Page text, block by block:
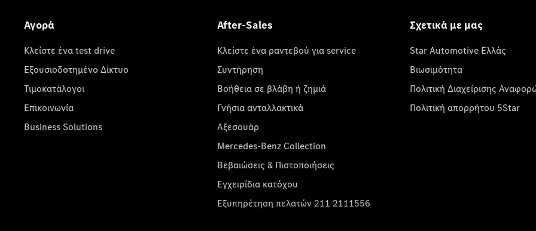
Αγορά
Κλείστε ένα test drive
Εξουσιοδοτημένο Δίκτυο
Τιμοκατάλογοι
Επικοινωνία
Business Solutions
After-Sales
Κλείστε ένα ραντεβού για service
Συντήρηση
Βοήθεια σε βλάβη ή ζημιά
Γνήσια ανταλλακτικά
Αξεσουάρ
Mercedes-Benz Collection
Βεβαιώσεις & Πιστοποιήσεις
Εγχειρίδια κατόχου
Εξυπηρέτηση πελατών 211 2111556
Σχετικά με μας
Star Automotive Ελλάς
Βιωσιμότητα
Πολιτική Διαχείρισης
Πολιτική απορρήτου 5Star